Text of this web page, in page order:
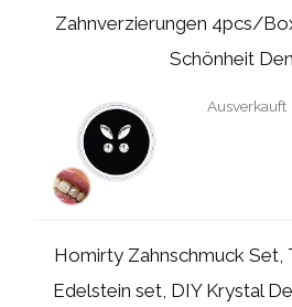
Zahnverzierungen 4pcs/
Schönheit
Ausverkauft
Homirty Zahnschmuck Set,
Edelstein set, DIY Krystal